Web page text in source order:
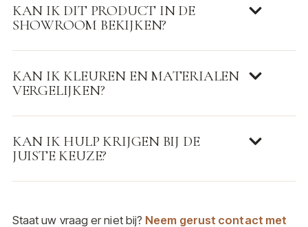
KAN IK DIT PRODUCT IN DE
SHOWROOM BEKIJKEN?
KAN IK KLEUREN EN MATERIALEN
VERGELIJKEN?
KAN IK HULP KRIJGEN BIJ DE
JUISTE KEUZE?
Staat uw vraag er niet bij? Neem gerust contact met